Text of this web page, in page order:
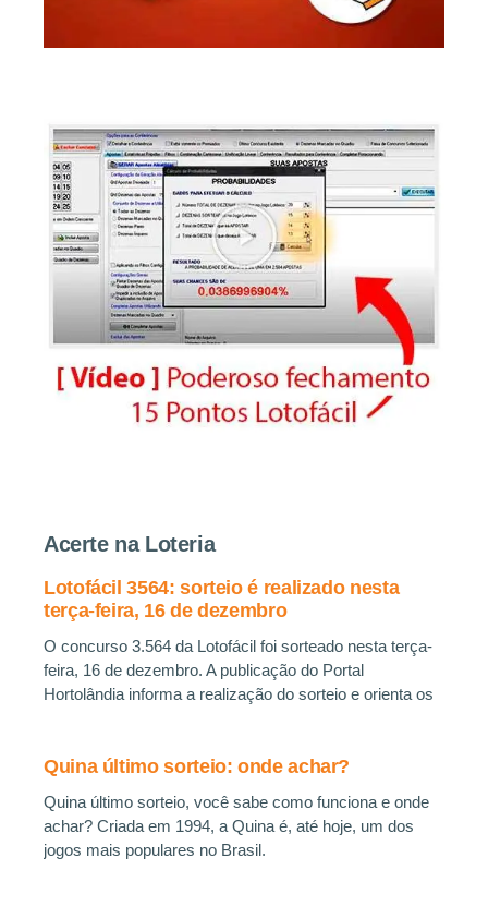
Acerte na Loteria
Lotofácil 3564: sorteio é realizado nesta
terça-feira, 16 de dezembro
O concurso 3.564 da Lotofácil foi sorteado nesta terça-
feira, 16 de dezembro. A publicação do Portal
Hortolândia informa a realização do sorteio e orienta os
Quina último sorteio: onde achar?
Quina último sorteio, você sabe como funciona e onde
achar? Criada em 1994, a Quina é, até hoje, um dos
jogos mais populares no Brasil.